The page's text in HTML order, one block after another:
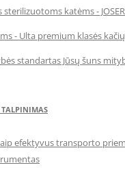
katėms -
- Ulta premium klasės
standartas Jūsų šuns
TALPINIMAS
efektyvus transporto